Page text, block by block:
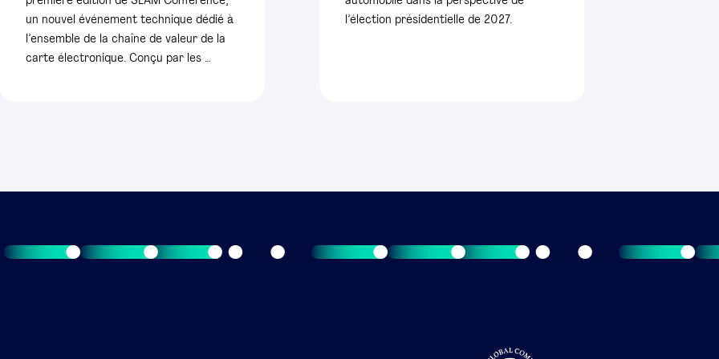
un nouvel événement technique dédié à
l’ensemble de la chaîne de valeur de la
carte électronique. Conçu par les …
l’élection présidentielle de 2027.